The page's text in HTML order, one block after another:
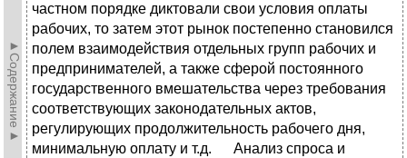
►Содержание►
частном порядке диктовали свои условия оплаты
рабочих, то затем этот рынок постепенно становился
полем взаимодействия отдельных групп рабочих и
предпринимателей, а также сферой постоянного
государственного вмешательства через требования
соответствующих законодательных актов,
регулирующих продолжительность рабочего дня,
минимальную оплату и т.д. Анализ спроса и